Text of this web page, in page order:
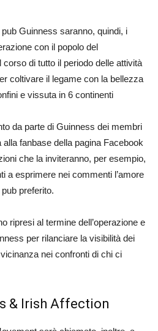
Guinness saranno, quindi, i
con il popolo del
di tutto il periodo delle attività
coltivare il legame con la bellezza
e vissuta in 6 continenti
da parte di Guinness dei membri
fanbase della pagina Facebook
che la inviteranno, per esempio,
a esprimere nei commenti l’amore
preferito.
ripresi al termine dell’operazione e
per rilanciare la visibilità dei
nei confronti di chi ci
& Irish Affection